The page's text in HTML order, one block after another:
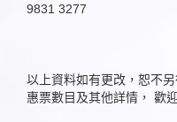
9831 3277
以上資料如有更改，恕不
惠票數目及其他詳情， 歡